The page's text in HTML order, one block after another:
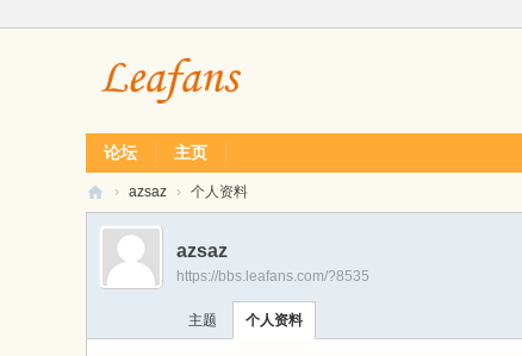
论坛 主页
L
› azsaz › 个人资料
azsaz
https://bbs.leafans.com/?8535
主题 个人资料